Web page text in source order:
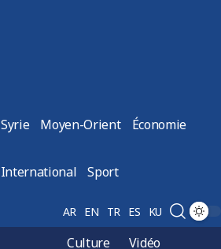
Syrie Moyen-Orient Économie
International Sport
AR EN TR ES KU
Culture
Vidéo